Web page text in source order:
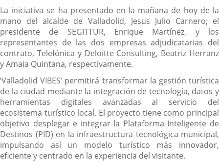
La iniciativa se ha presentado en la mañana de hoy de la
mano del alcalde de Valladolid, Jesus Julio Carnero; el
presidente de SEGITTUR, Enrique Martínez, y los
representantes de las dos empresas adjudicatarias del
contrato, Telefónica y Deloitte Consulting, Beatriz Herranz
y Amaia Quintana, respectivamente.
‘Valladolid VIBES’ permitirá transformar la gestión turística
de la ciudad mediante la integración de tecnología, datos y
herramientas digitales avanzadas al servicio del
ecosistema turístico local. El proyecto tiene como principal
objetivo desplegar e integrar la Plataforma Inteligente de
Destinos (PID) en la infraestructura tecnológica municipal,
impulsando así un modelo turístico más innovador,
eficiente y centrado en la experiencia del visitante.